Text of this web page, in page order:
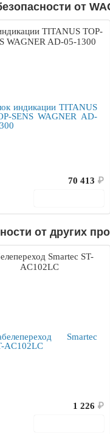
от
TITANUS TOP-
WAGNER AD-05-1300
70 413 ₽
от других
Smartec ST-
AC102LC
1 226 ₽